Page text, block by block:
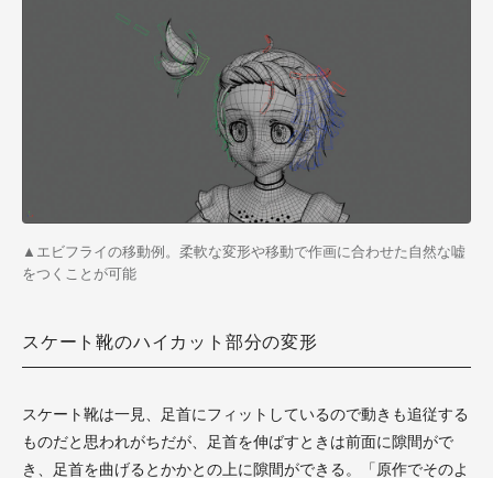
▲エビフライの移動例。柔軟な変形や移動で作画に合わせた自然な嘘
をつくことが可能
スケート靴のハイカット部分の変形
スケート靴は一見、足首にフィットしているので動きも追従する
ものだと思われがちだが、足首を伸ばすときは前面に隙間がで
き、足首を曲げるとかかとの上に隙間ができる。「原作でそのよ